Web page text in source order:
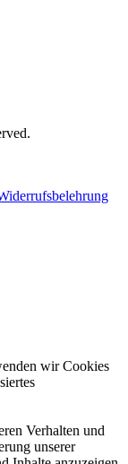
wir Cookies
Verhalten und
unserer